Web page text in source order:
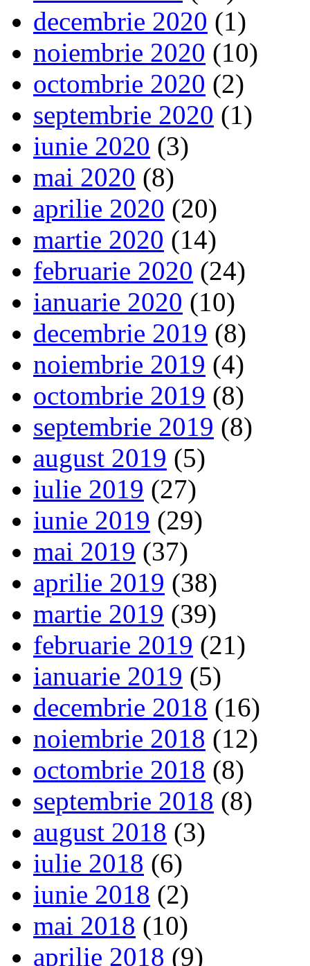
decembrie 2020 (1)
noiembrie 2020 (10)
octombrie 2020 (2)
septembrie 2020 (1)
iunie 2020 (3)
mai 2020 (8)
aprilie 2020 (20)
martie 2020 (14)
februarie 2020 (24)
ianuarie 2020 (10)
decembrie 2019 (8)
noiembrie 2019 (4)
octombrie 2019 (8)
septembrie 2019 (8)
august 2019 (5)
iulie 2019 (27)
iunie 2019 (29)
mai 2019 (37)
aprilie 2019 (38)
martie 2019 (39)
februarie 2019 (21)
ianuarie 2019 (5)
decembrie 2018 (16)
noiembrie 2018 (12)
octombrie 2018 (8)
septembrie 2018 (8)
august 2018 (3)
iulie 2018 (6)
iunie 2018 (2)
mai 2018 (10)
aprilie 2018 (9)